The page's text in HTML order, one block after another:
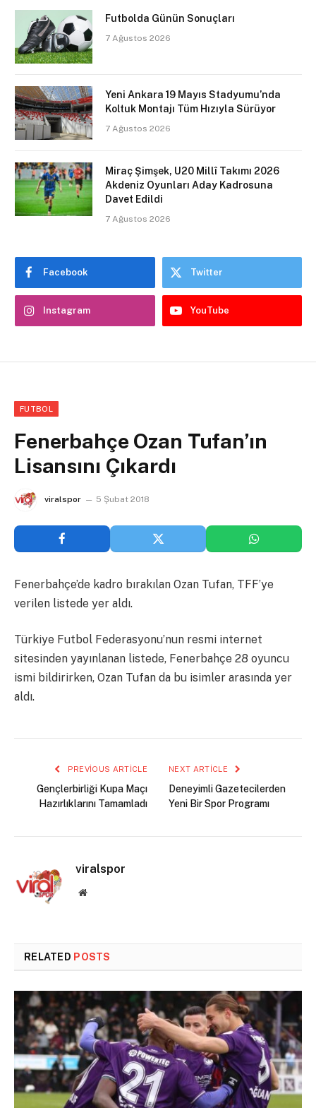
Futbolda Günün Sonuçları
7 Ağustos 2026
Yeni Ankara 19 Mayıs Stadyumu’nda
Koltuk Montajı Tüm Hızıyla Sürüyor
7 Ağustos 2026
Miraç Şimşek, U20 Millî Takımı 2026
Akdeniz Oyunları Aday Kadrosuna
Davet Edildi
7 Ağustos 2026
Facebook Twitter
Instagram YouTube
FUTBOL
Fenerbahçe Ozan Tufan’ın
Lisansını Çıkardı
viralspor 5 Şubat 2018
Fenerbahçe’de kadro bırakılan Ozan Tufan, TFF’ye
verilen listede yer aldı.
Türkiye Futbol Federasyonu’nun resmi internet
sitesinden yayınlanan listede, Fenerbahçe 28 oyuncu
ismi bildirirken, Ozan Tufan da bu isimler arasında yer
aldı.
PREVIOUS ARTICLE
Gençlerbirliği Kupa Maçı
Hazırlıklarını Tamamladı
NEXT ARTICLE
Deneyimli Gazetecilerden
Yeni Bir Spor Programı
viralspor
Website
RELATED POSTS